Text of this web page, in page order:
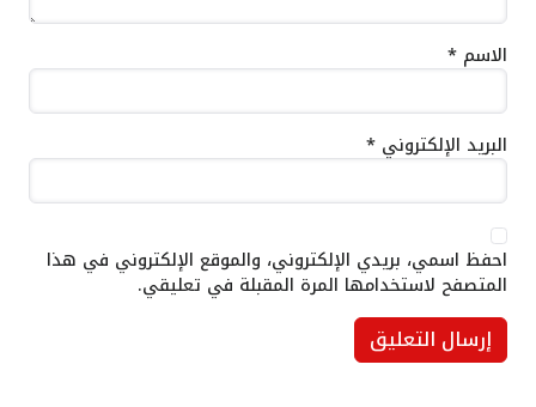
الاسم *
البريد الإلكتروني *
احفظ اسمي، بريدي الإلكتروني، والموقع الإلكتروني في هذا
المتصفح لاستخدامها المرة المقبلة في تعليقي.